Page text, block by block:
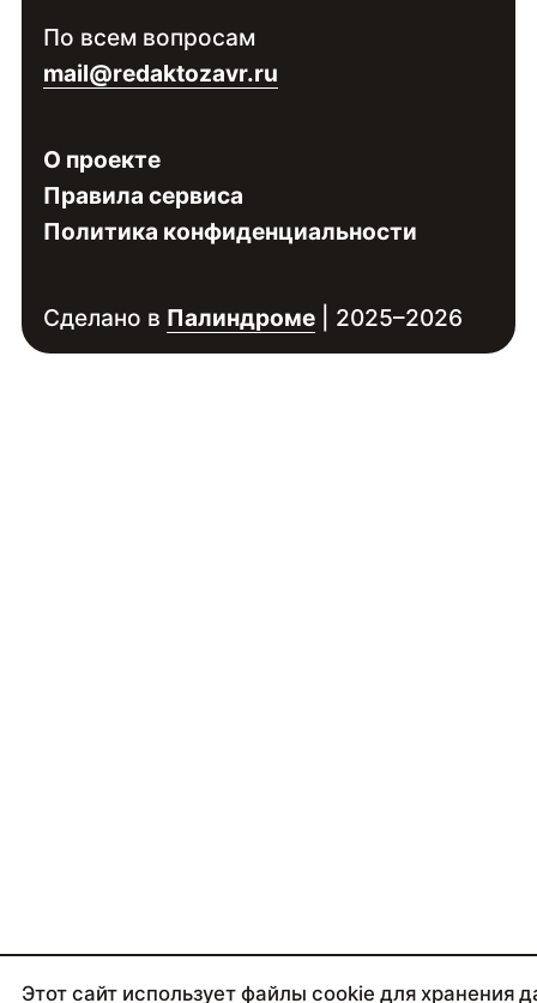
Войдите
специалиста
По всем вопросам
mail@redaktozavr.ru
О проекте
Правила сервиса
Политика конфиденциальности
Сделано в Палиндроме| 2025–2026
Этот сайт использует файлы cookie для хранения